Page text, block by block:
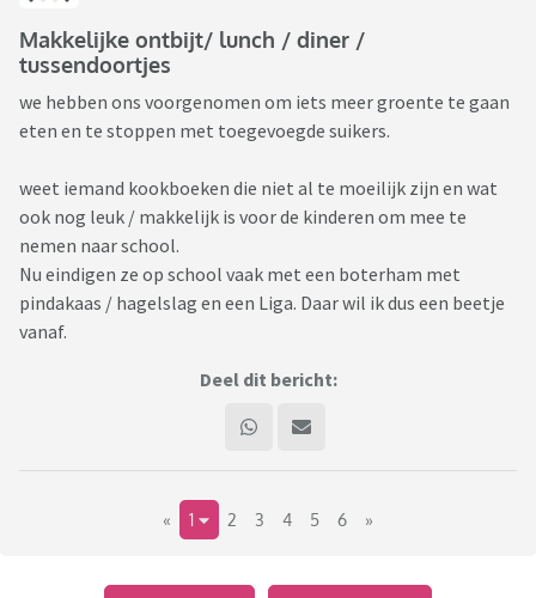
Makkelijke ontbijt/ lunch / diner /
tussendoortjes
we hebben ons voorgenomen om iets meer groente te gaan
eten en te stoppen met toegevoegde suikers.
weet iemand kookboeken die niet al te moeilijk zijn en wat
ook nog leuk / makkelijk is voor de kinderen om mee te
nemen naar school.
Nu eindigen ze op school vaak met een boterham met
pindakaas / hagelslag en een Liga. Daar wil ik dus een beetje
vanaf.
Deel dit bericht:
« 1 2 3 4 5 6 »